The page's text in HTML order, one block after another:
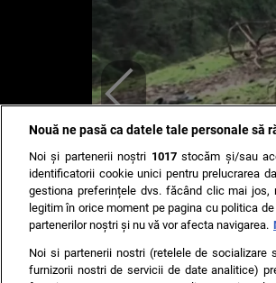
Nouă ne pasă ca datele tale personale să
Noi și partenerii noștri 1017stocăm și/sau
identificatorii cookie unici pentru prelucrarea
gestiona preferințele dvs. făcând clic mai
legitim în orice moment pe pagina cu politica
partenerilor noștri și nu vă vor afecta navigarea.
Noi si partenerii nostri (retelele de
furnizorii nostri de servicii de date analitice)